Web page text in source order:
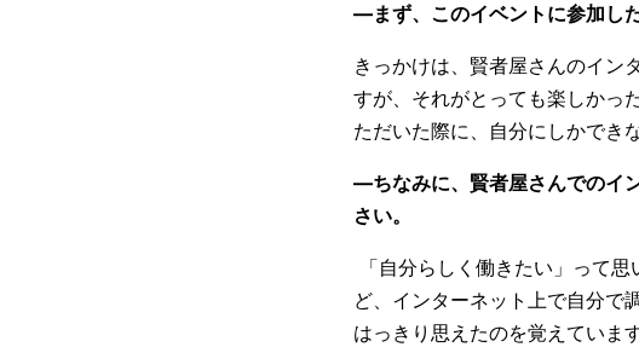
―まず、このイベントに参加し
きっかけは、賢者屋さんのイン
すが、それがとっても楽しかっ
ただいた際に、自分にしかでき
―ちなみに、賢者屋さんでのイ
さい。
「自分らしく働きたい」って
ど、インターネット上で自分で
はっきり思えたのを覚えています